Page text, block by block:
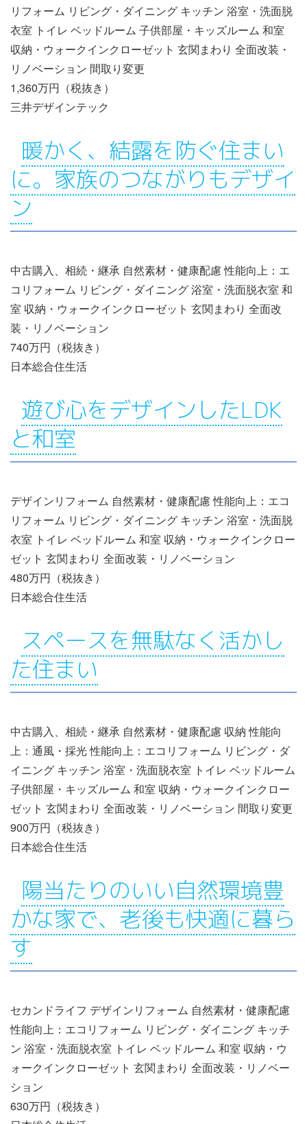
リフォーム リビング・ダイニング キッチン 浴室・洗面脱
衣室 トイレ ベッドルーム 子供部屋・キッズルーム 和室
収納・ウォークインクローゼット 玄関まわり 全面改装・
リノベーション 間取り変更
1,360万円（税抜き）
三井デザインテック
暖かく、結露を防ぐ住まい
に。家族のつながりもデザイ
ン
中古購入、相続・継承 自然素材・健康配慮 性能向上：エ
コリフォーム リビング・ダイニング 浴室・洗面脱衣室 和
室 収納・ウォークインクローゼット 玄関まわり 全面改
装・リノベーション
740万円（税抜き）
日本総合住生活
遊び心をデザインしたLDK
と和室
デザインリフォーム 自然素材・健康配慮 性能向上：エコ
リフォーム リビング・ダイニング キッチン 浴室・洗面脱
衣室 トイレ ベッドルーム 和室 収納・ウォークインクロー
ゼット 玄関まわり 全面改装・リノベーション
480万円（税抜き）
日本総合住生活
スペースを無駄なく活かし
た住まい
中古購入、相続・継承 自然素材・健康配慮 収納 性能向
上：通風・採光 性能向上：エコリフォーム リビング・ダ
イニング キッチン 浴室・洗面脱衣室 トイレ ベッドルーム
子供部屋・キッズルーム 和室 収納・ウォークインクロー
ゼット 玄関まわり 全面改装・リノベーション 間取り変更
900万円（税抜き）
日本総合住生活
陽当たりのいい自然環境豊
かな家で、老後も快適に暮ら
す
セカンドライフ デザインリフォーム 自然素材・健康配慮
性能向上：エコリフォーム リビング・ダイニング キッチ
ン 浴室・洗面脱衣室 トイレ ベッドルーム 和室 収納・ウ
ォークインクローゼット 玄関まわり 全面改装・リノベー
ション
630万円（税抜き）